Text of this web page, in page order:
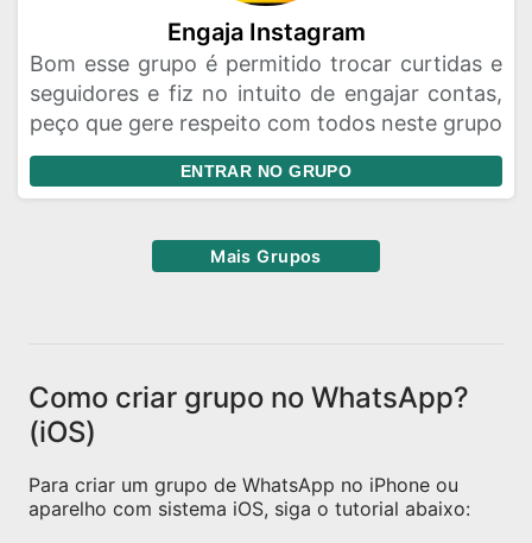
Engaja Instagram
Bom esse grupo é permitido trocar curtidas e
seguidores e fiz no intuito de engajar contas,
peço que gere respeito com todos neste grupo
ENTRAR NO GRUPO
Mais Grupos
Como criar grupo no WhatsApp?
(iOS)
Para criar um grupo de WhatsApp no iPhone ou
aparelho com sistema iOS, siga o tutorial abaixo: